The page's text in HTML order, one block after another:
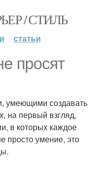
/ СТИЛЬ
статьи
просят
умеющими создавать
на первый взгляд,
в которых каждое
просто умение, это